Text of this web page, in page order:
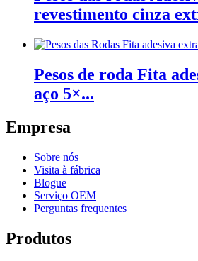
revestimento cinza
Pesos de roda Fita
aço 5×...
Empresa
Sobre nós
Visita à fábrica
Blogue
Serviço OEM
Perguntas frequentes
Produtos